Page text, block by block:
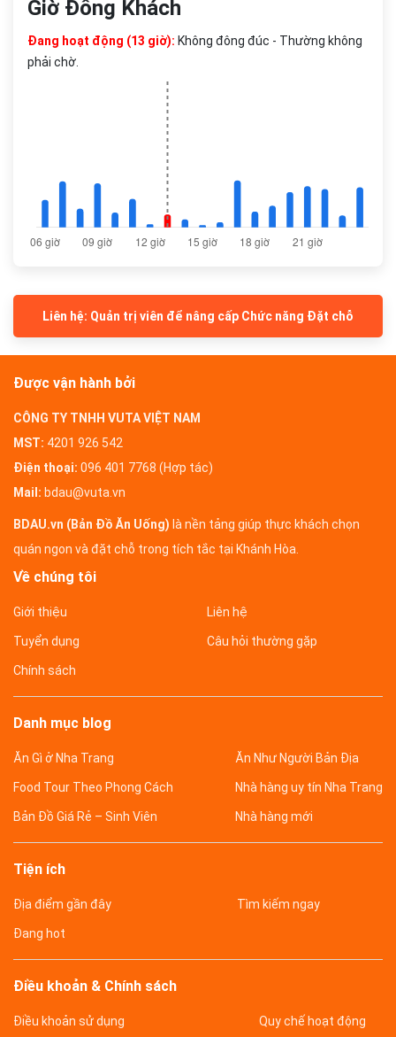
Giờ Đông Khách
Đang hoạt động (13 giờ): Không đông đúc - Thường không
phải chờ.
Liên hệ: Quản trị viên để nâng cấp Chức năng Đặt chỗ
Được vận hành bởi
CÔNG TY TNHH VUTA VIỆT NAM
MST: 4201 926 542
Điện thoại: 096 401 7768 (Hợp tác)
Mail: bdau@vuta.vn
BDAU.vn (Bản Đồ Ăn Uống) là nền tảng giúp thực khách chọn
quán ngon và đặt chỗ trong tích tắc tại Khánh Hòa.
Về chúng tôi
Giới thiệu Liên hệ
Tuyển dụng Câu hỏi thường gặp
Chính sách
Danh mục blog
Ăn Gì ở Nha Trang Ăn Như Người Bản Địa
Food Tour Theo Phong Cách Nhà hàng uy tín Nha Trang
Bản Đồ Giá Rẻ – Sinh Viên Nhà hàng mới
Tiện ích
Địa điểm gần đây Tìm kiếm ngay
Đang hot
Điều khoản & Chính sách
Điều khoản sử dụng Quy chế hoạt động